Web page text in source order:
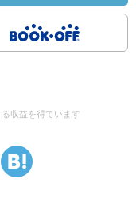
収益を得ています